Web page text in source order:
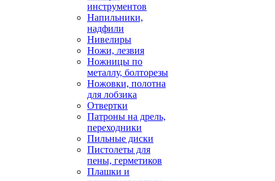
инструментов
Напильники,
надфили
Нивелиры
Ножи, лезвия
Ножницы по
металлу, болторезы
Ножовки, полотна
для лобзика
Отвертки
Патроны на дрель,
переходники
Пильные диски
Пистолеты для
пены, герметиков
Плашки и